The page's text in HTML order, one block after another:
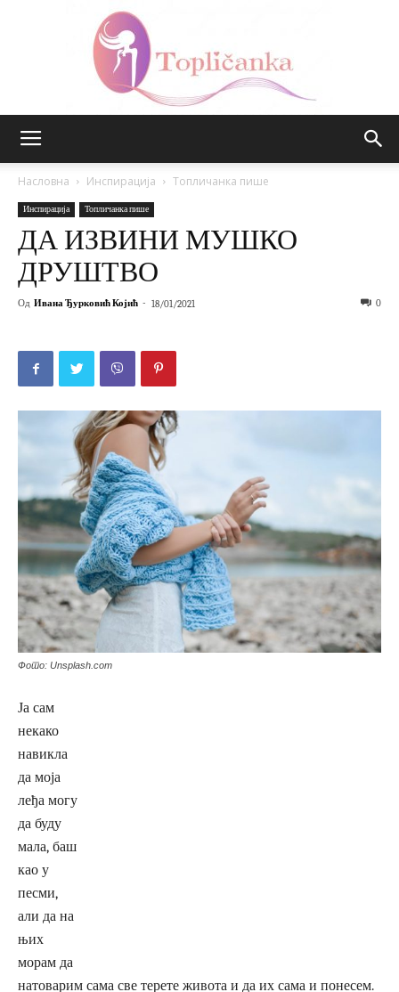
Насловна Инспирација Топличанка пише
Инспирација Топличанка пише
ДА ИЗВИНИ МУШКО
ДРУШТВО
Од Ивана Ђурковић Којић - 18/01/2021 0
Фото: Unsplash.com
Ја сам
некако
навикла
да моја
леђа могу
да буду
мала, баш
као у
песми,
али да на
њих
морам да
натоварим сама све терете живота и да их сама и понесем.